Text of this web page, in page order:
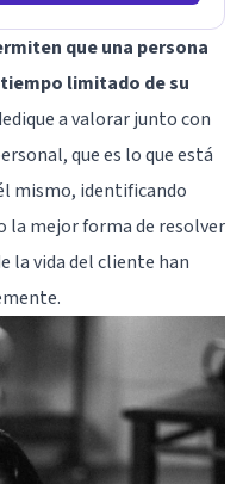
que una persona
limitado de su
a valorar junto con
que es lo que está
mismo, identificando
la mejor forma de resolver
la vida del cliente han